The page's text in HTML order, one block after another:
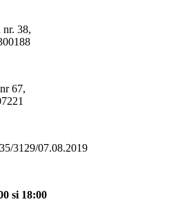
38,
67,
3129/07.08.2019
si 18:00